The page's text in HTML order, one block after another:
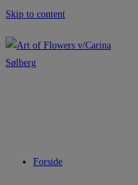
Skip to content
Forside